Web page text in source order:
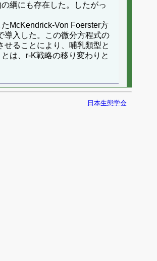
綱にも存在した。したがっ
McKendrick-Von Foerster方
導入した。この微分方程式の
ることにより、哺乳類型と
は、r-K戦略の移り変わりと
日本生態学会